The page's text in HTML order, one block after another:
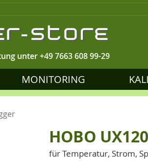
unter+49 7663 608 99-29
MONITORING
HOBO
für Temperatur, Strom,